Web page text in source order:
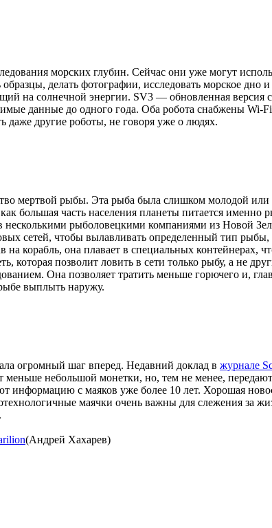
морских глубин. Сейчас они уже могут
делать фотографии, исследовать морское дно
на солнечной энергии. SV3 — обновленная версия
данные до одного года. Оба робота снабжены
даже другие роботы, не говоря уже о людях.
мертвой рыбы. Эта рыба была слишком молодой
большая часть населения планеты питается
несколькими рыболовецкими компаниями из Новой
сетей, чтобы вылавливать определенный тип
на корабль, она плавает в специальных
которая позволит ловить в сети только рыбу, а не
Она позволяет тратить меньше горючего и,
выплыть наружу.
огромный шаг вперед. Недавний доклад в журнале
меньше небольшой монетки, но, тем не менее,
информацию с маяков уже более 10 лет. Хорошая
маячки очень важны для слежения за
(Андрей Хахарев)